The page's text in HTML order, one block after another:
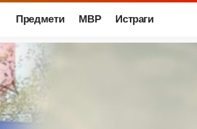
Предмети МВР Истраги